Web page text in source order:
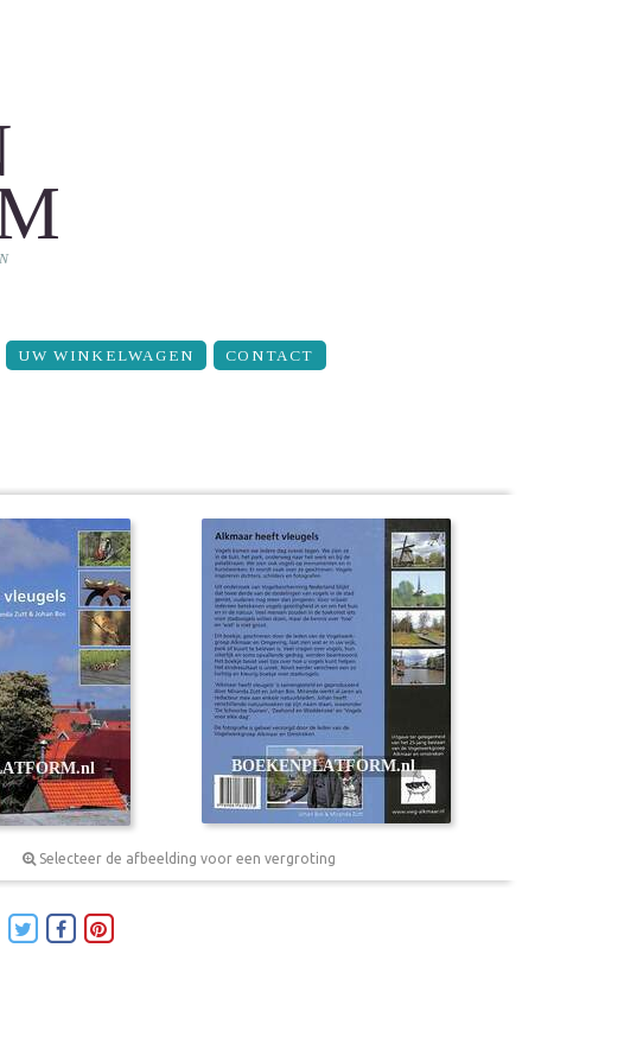
UW WINKELWAGEN CONTACT
Selecteer de afbeelding voor een vergroting